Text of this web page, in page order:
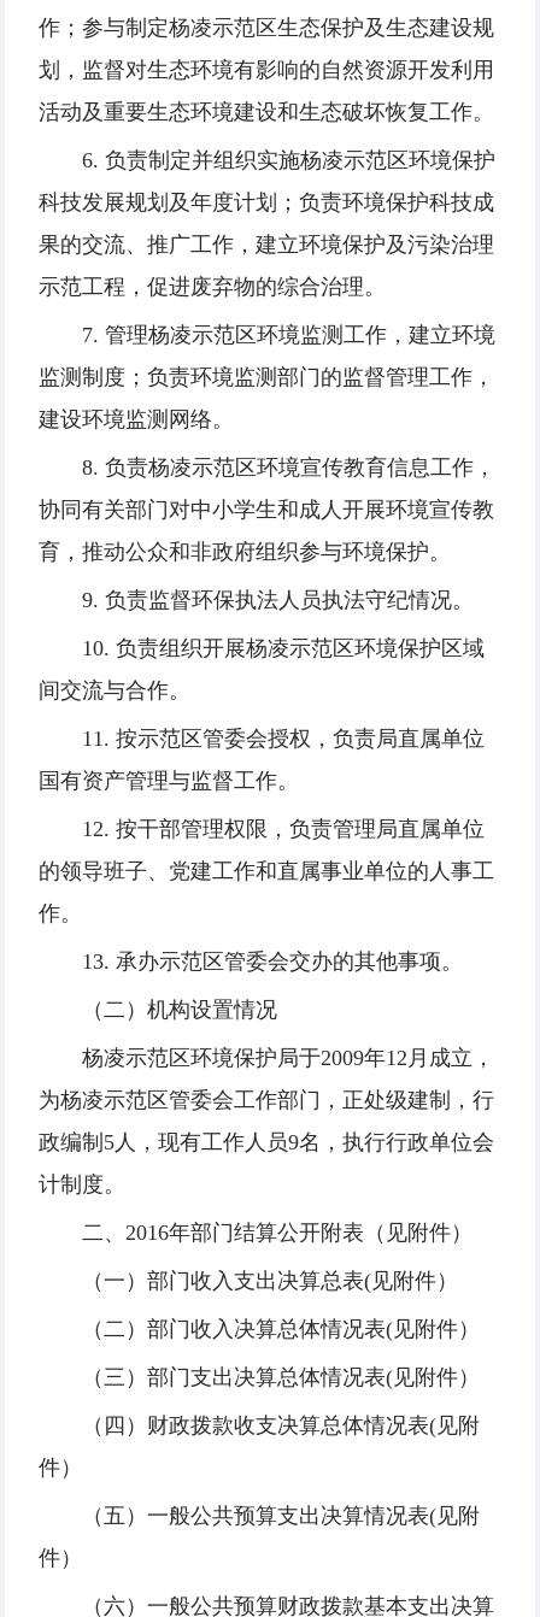
作；参与制定杨凌示范区生态保护及生态建设规
划，监督对生态环境有影响的自然资源开发利用
活动及重要生态环境建设和生态破坏恢复工作。
6. 负责制定并组织实施杨凌示范区环境保护
科技发展规划及年度计划；负责环境保护科技成
果的交流、推广工作，建立环境保护及污染治理
示范工程，促进废弃物的综合治理。
7. 管理杨凌示范区环境监测工作，建立环境
监测制度；负责环境监测部门的监督管理工作，
建设环境监测网络。
8. 负责杨凌示范区环境宣传教育信息工作，
协同有关部门对中小学生和成人开展环境宣传教
育，推动公众和非政府组织参与环境保护。
9. 负责监督环保执法人员执法守纪情况。
10. 负责组织开展杨凌示范区环境保护区域
间交流与合作。
11. 按示范区管委会授权，负责局直属单位
国有资产管理与监督工作。
12. 按干部管理权限，负责管理局直属单位
的领导班子、党建工作和直属事业单位的人事工
作。
13. 承办示范区管委会交办的其他事项。
（二）机构设置情况
杨凌示范区环境保护局于2009年12月成立，
为杨凌示范区管委会工作部门，正处级建制，行
政编制5人，现有工作人员9名，执行行政单位会
计制度。
二、2016年部门结算公开附表（见附件）
（一）部门收入支出决算总表(见附件）
（二）部门收入决算总体情况表(见附件）
（三）部门支出决算总体情况表(见附件）
（四）财政拨款收支决算总体情况表(见附
件）
（五）一般公共预算支出决算情况表(见附
件）
（六）一般公共预算财政拨款基本支出决算